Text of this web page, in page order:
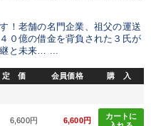
！老舗の名門企業、祖父の運送
０億の借金を背負された３氏が
継と未来… ...
定 価 会員価格 購 入
6,600円 6,600円
カートに